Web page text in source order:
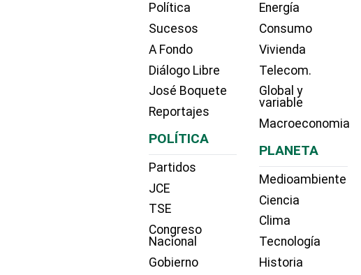
Política
Sucesos
A Fondo
Diálogo Libre
José Boquete
Reportajes
POLÍTICA
Partidos
JCE
TSE
Congreso
Nacional
Gobierno
Energía
Consumo
Vivienda
Telecom.
Global y
variable
Macroeconomia
PLANETA
Medioambiente
Ciencia
Clima
Tecnología
Historia